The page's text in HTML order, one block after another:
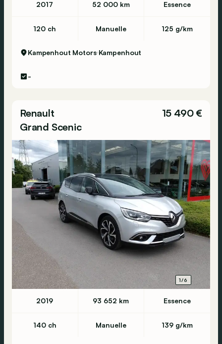
2017 52 000 km Essence
120 ch Manuelle 125 g/km
Kampenhout Motors Kampenhout
-
Renault
Grand Scenic
15 490 €
1/6
2019 93 652 km Essence
140 ch Manuelle 139 g/km